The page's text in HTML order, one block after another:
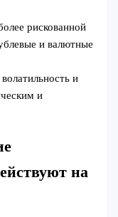
рискованной
и валютные
и
и
на